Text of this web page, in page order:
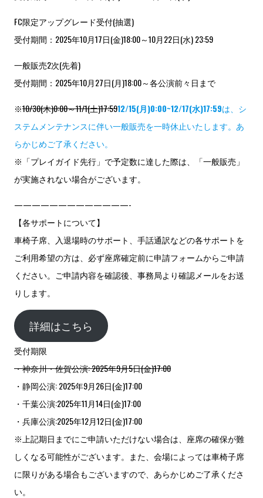
FC限定アップグレード受付(抽選)
受付期間：2025年10月17日(金)18:00～10月22日(水) 23:59
一般販売2次(先着)
受付期間：2025年10月27日(月)18:00～各公演前々日まで
※10/30(木)0:00～11/1(土)17:5912/15(月)0:00~12/17(水)17:59は、シ
ステムメンテナンスに伴い一般販売を一時休止いたします。あ
らかじめご了承ください。
※「プレイガイド先行」で予定数に達した際は、「一般販売」
が実施されない場合がございます。
—————————————-
【各サポートについて】
車椅子席、入退場時のサポート、手話通訳などの各サポートを
ご利用希望の方は、必ず座席確定前に申請フォームからご申請
ください。ご申請内容を確認後、事務局より確認メールをお送
りします。
詳細はこちら
受付期限
・神奈川・佐賀公演: 2025年9月5日(金)17:00
・静岡公演: 2025年9月26日(金)17:00
・千葉公演:2025年11月14日(金)17:00
・兵庫公演:2025年12月12日(金)17:00
※上記期日までにご申請いただけない場合は、座席の確保が難
しくなる可能性がございます。また、会場によっては車椅子席
に限りがある場合もございますので、あらかじめご了承くださ
い。